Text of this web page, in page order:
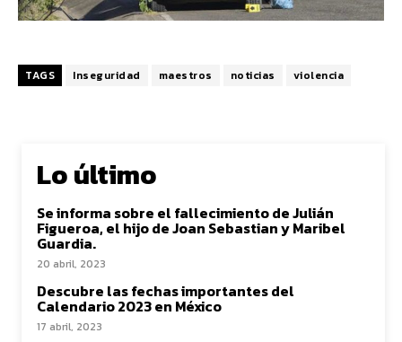
TAGS Inseguridad maestros noticias violencia
Lo último
Se informa sobre el fallecimiento de Julián
Figueroa, el hijo de Joan Sebastian y Maribel
Guardia.
20 abril, 2023
Descubre las fechas importantes del
Calendario 2023 en México
17 abril, 2023